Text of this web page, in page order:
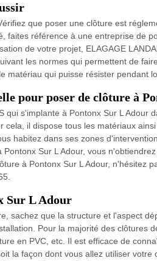
que poser une clôture est
faites référence à une entreprise de
de votre projet, ELAGAGE
les normes qui permettent de
matériau qui puisse résister pendant
pour poser de clôture à
qui s'implante à Pontonx Sur L Adour
cela, il dispose tous les matériaux
habitez dans ses zones
Sur L Adour, vous
à Pontonx Sur L Adour, n'hésitez
Sur L Adour
sachez que la structure et l'aspect
Pour la majorité des clôtures
en PVC, etc. Il est efficace de
la façon dont vous allez utiliser votre